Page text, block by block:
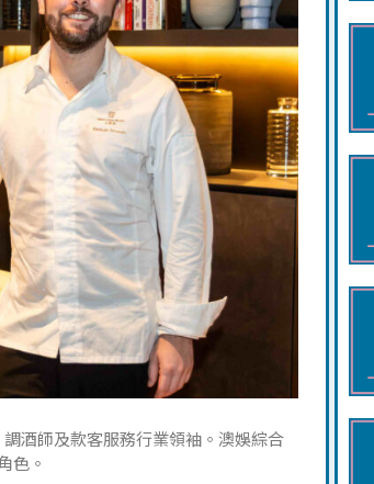
酒師及款客服務行業領袖。澳娛綜合
色。